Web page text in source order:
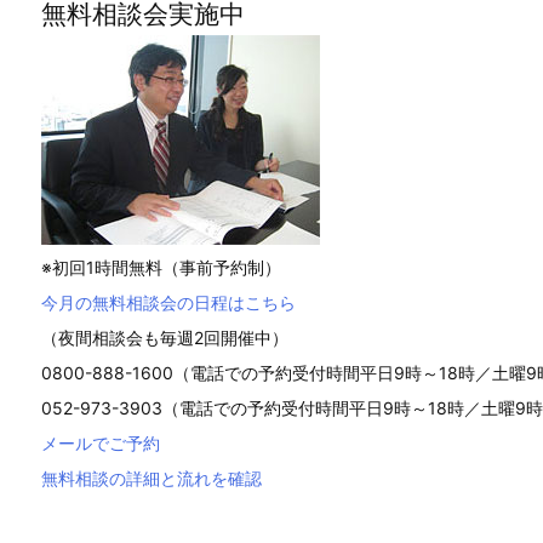
無料相談会実施中
※初回1時間無料（事前予約制）
今月の無料相談会の日程はこちら
（夜間相談会も毎週2回開催中）
0800-888-1600（電話での予約受付時間平日9時～18時／土曜9
052-973-3903（電話での予約受付時間平日9時～18時／土曜9時
メールでご予約
無料相談の詳細と流れを確認